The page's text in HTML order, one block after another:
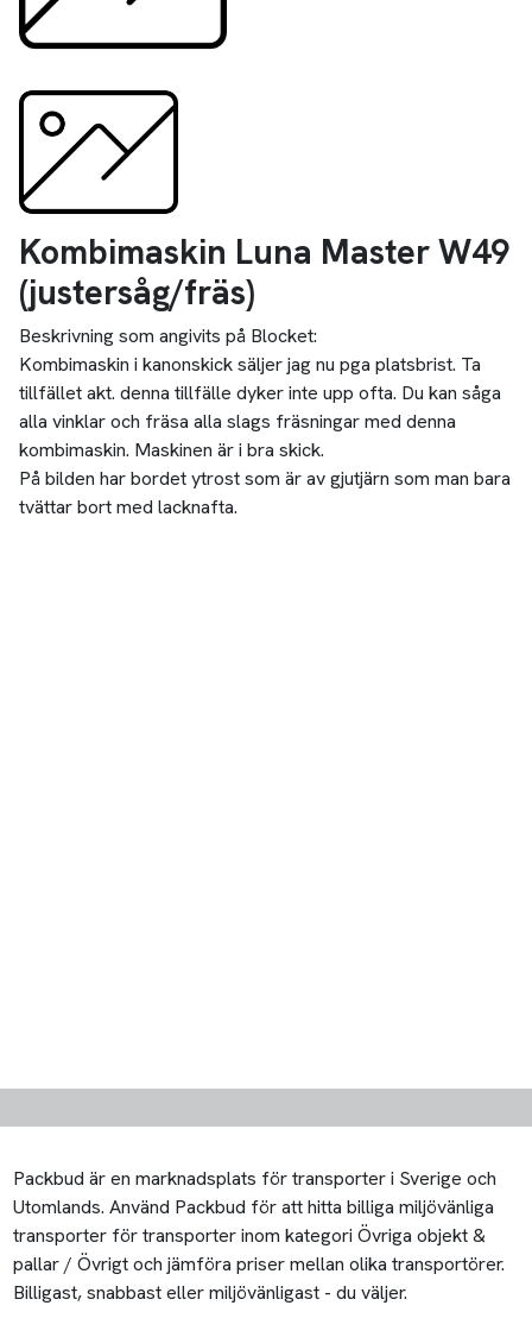
Kombimaskin Luna Master W49
(justersåg/fräs)
Beskrivning som angivits på Blocket:
Kombimaskin i kanonskick säljer jag nu pga platsbrist. Ta
tillfället akt. denna tillfälle dyker inte upp ofta. Du kan såga
alla vinklar och fräsa alla slags fräsningar med denna
kombimaskin. Maskinen är i bra skick.
På bilden har bordet ytrost som är av gjutjärn som man bara
tvättar bort med lacknafta.
Packbud är en marknadsplats för transporter i Sverige och
Utomlands. Använd Packbud för att hitta billiga miljövänliga
transporter för transporter inom kategori Övriga objekt &
pallar / Övrigt och jämföra priser mellan olika transportörer.
Billigast, snabbast eller miljövänligast - du väljer.